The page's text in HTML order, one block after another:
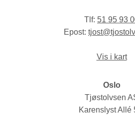
Tlf: 51 95 93
Epost:
Vis i kart
Oslo
Tjøstolvsen
Karenslyst Allé